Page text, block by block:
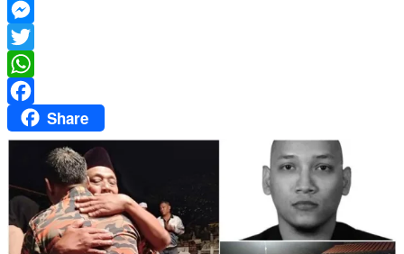
Mail
Telegram
Messenger
Twitter
WhatsApp
FacebookShare